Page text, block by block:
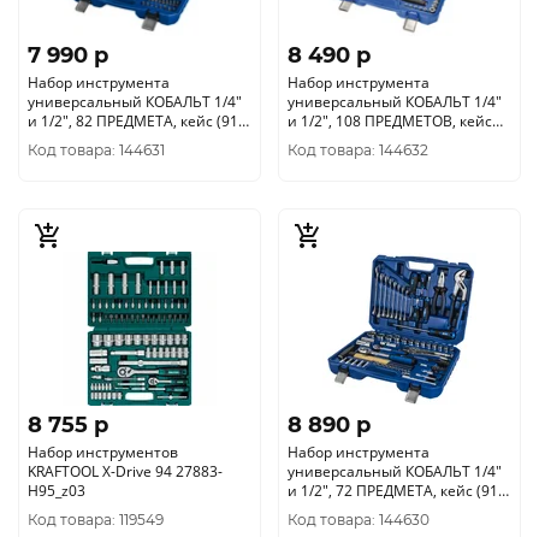
7 990 p
Набор инструмента
универсальный КОБАЛЬТ 1/4"
и 1/2", 82 ПРЕДМЕТА, кейс (919-
630)
Код товара: 144631
8 490 p
Набор инструмента
универсальный КОБАЛЬТ 1/4"
и 1/2", 108 ПРЕДМЕТОВ, кейс
(919-661)
Код товара: 144632
8 755 p
Набор инструментов
KRAFTOOL X-Drive 94 27883-
H95_z03
Код товара: 119549
8 890 p
Набор инструмента
универсальный КОБАЛЬТ 1/4"
и 1/2", 72 ПРЕДМЕТА, кейс (919-
623)
Код товара: 144630